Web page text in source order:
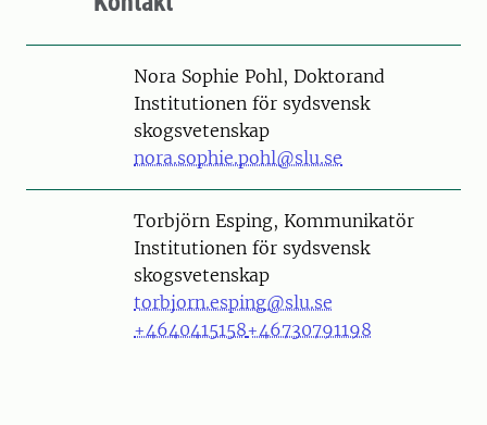
PersonNora Sophie Pohl, Doktorand
Institutionen för sydsvensk
skogsvetenskap
nora.sophie.pohl@slu.se
PersonTorbjörn Esping, Kommunikatör
Institutionen för sydsvensk
skogsvetenskap
torbjorn.esping@slu.se
+4640415158+46730791198